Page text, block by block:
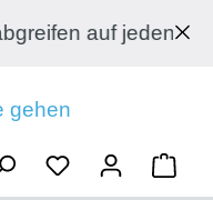
auf jeden Artikel